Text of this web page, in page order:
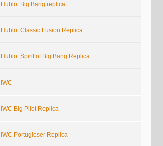
Hublot Big Bang replica
Hublot Classic Fusion Replica
Hublot Spirit of Big Bang Replica
IWC
IWC Big Pilot Replica
IWC Portugieser Replica